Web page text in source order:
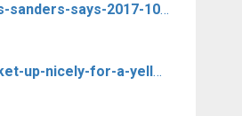
https://www.marketwatch.com/story/trump-to-announce-fed-pick-next-week-white-houses-sanders-says-2017-10-27
http://www..marketwatch.com/story/if-trump-wants-to-spring-a-fed-surprise-hes-set-market-up-nicely-for-a-yellen-bump-2017-10-27